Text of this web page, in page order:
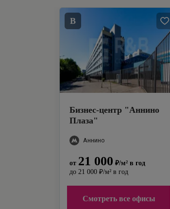
B
Бизнес-центр "Аннино
Плаза"
Аннино
от 21 000 ₽/м² в год
до 21 000 ₽/м² в год
Смотреть все офисы